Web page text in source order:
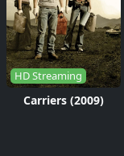
HD Streaming
Carriers (2009)